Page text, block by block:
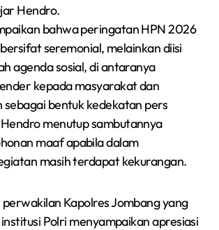
Hendro.
bahwa peringatan HPN 2026
seremonial, melainkan diisi
agenda sosial, di antaranya
kepada masyarakat dan
sebagai bentuk kedekatan pers
menutup sambutannya
maaf apabila dalam
masih terdapat kekurangan.
Kapolres Jombang yang
Polri menyampaikan apresiasi